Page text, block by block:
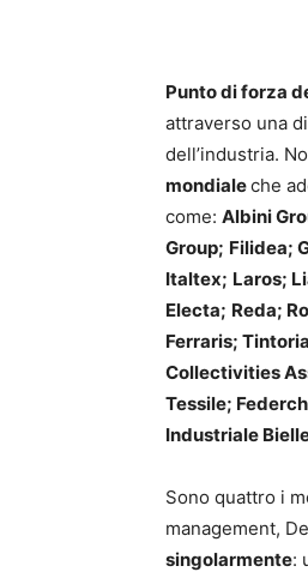
Punto di forza
attraverso una
dell’industria.
mondialeche
come: Albini
Group; Filidea;
Italtex; Laros;
Electa; Reda;
Ferraris;
Collectivities
Tessile;
Industriale
Sono quattro i
management,
singolarmente: